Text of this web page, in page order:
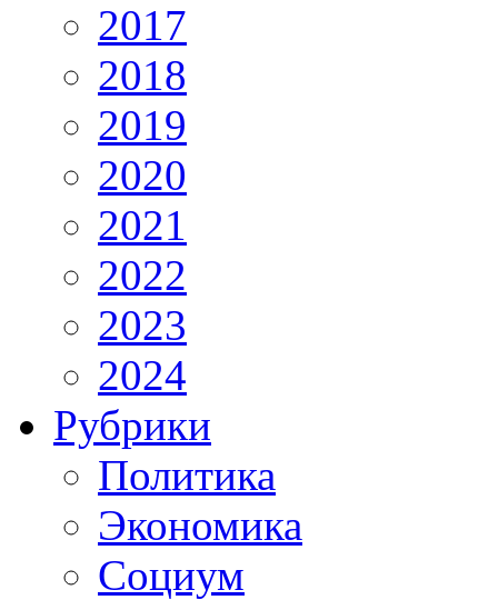
2017
2018
2019
2020
2021
2022
2023
2024
Рубрики
Политика
Экономика
Социум